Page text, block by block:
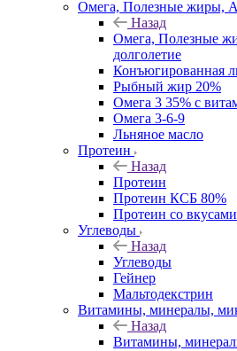
Омега, Полезные жиры,
Назад
Омега, Полезные
долголетие
Конъюгированная
Рыбный жир 20%
Омега 3 35% с
Омега 3-6-9
Льняное масло
Протеин
Назад
Протеин
Протеин КСБ 80%
Протеин со вкусами
Углеводы
Назад
Углеводы
Гейнер
Мальтодекстрин
Витамины, минералы,
Назад
Витамины,